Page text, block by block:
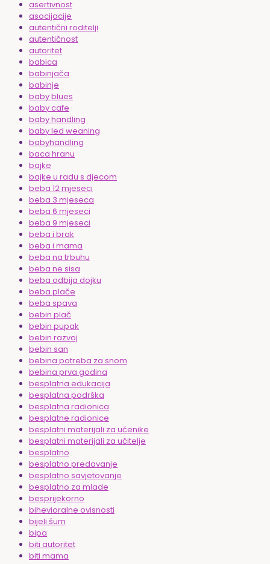
asertivnost
asocijacije
autentični roditelji
autentičnost
autoritet
babica
babinjača
babinje
baby blues
baby cafe
baby handling
baby led weaning
babyhandling
baca hranu
bajke
bajke u radu s djecom
beba 12 mjeseci
beba 3 mjeseca
beba 6 mjeseci
beba 9 mjeseci
beba i brak
beba i mama
beba na trbuhu
beba ne sisa
beba odbija dojku
beba plače
beba spava
bebin plač
bebin pupak
bebin razvoj
bebin san
bebina potreba za snom
bebina prva godina
besplatna edukacija
besplatna podrška
besplatna radionica
besplatne radionice
besplatni materijali za učenike
besplatni materijali za učitelje
besplatno
besplatno predavanje
besplatno savjetovanje
besplatno za mlade
besprijekorno
bihevioralne ovisnosti
bijeli šum
bipa
biti autoritet
biti mama